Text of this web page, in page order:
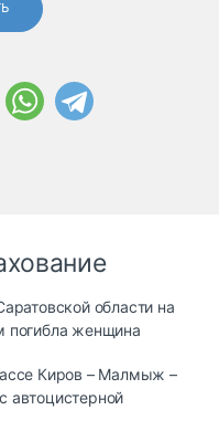
области на
погибла женщина
Киров – Малмыж –
автоцистерной